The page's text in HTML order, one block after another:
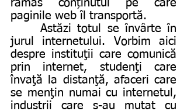
rămas conținutul pe care
paginile web îl transportă.
     Astăzi totul se învârte în
jurul internetului. Vorbim aici
despre instituţii care comunică
prin internet, studenţi care
învaţă la distanţă, afaceri care
se menţin numai cu internetul,
industrii care s-au mutat cu